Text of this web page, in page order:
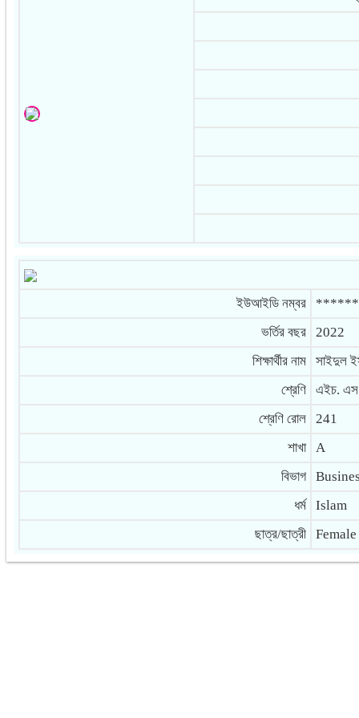
ইউআইডি নম্বর
ভর্তির বছর
2022
শিক্ষার্থীর নাম
সাইদুল
শ্রেণি
এইচ. এস.
শ্রেণি রোল
241
শাখা
A
বিভাগ
ধর্ম
Islam
ছাত্র/ছাত্রী
Female